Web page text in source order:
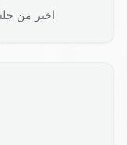
اختر من جلسات 30 أو 60 أو 90